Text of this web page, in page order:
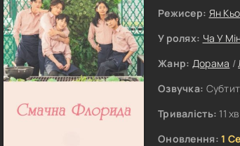
Режисер: Ян
У ролях: Ча У
Жанр: Дорама /
Озвучка:
Тривалість: 11
Оновлення: 1